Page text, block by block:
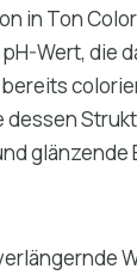
in Ton
Wert, die
dessen
glänzende